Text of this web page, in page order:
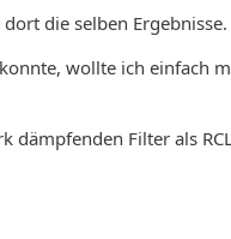
die selben Ergebnisse.
wollte ich einfach
Filter als